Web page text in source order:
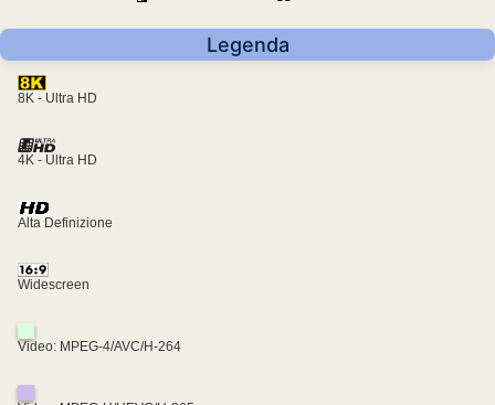
Legenda
8K - Ultra HD
4K - Ultra HD
Alta Definizione
Widescreen
Video: MPEG-4/AVC/H-264